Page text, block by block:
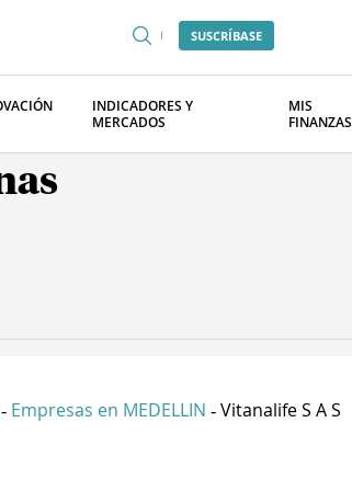
SUSCRÍBASE
INDICADORES Y
MERCADOS
MIS
FINANZAS
- Empresas en MEDELLIN - Vitanalife S A S